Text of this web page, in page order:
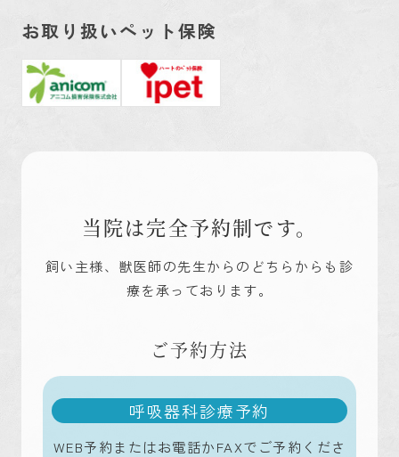
お取り扱いペット保険
当院は完全予約制です。
飼い主様、獣医師の先生からのどちらからも診
療を承っております。
ご予約方法
呼吸器科診療予約
WEB予約またはお電話かFAXでご予約くださ